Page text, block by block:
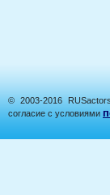
© 2003-2016
согласие с условиями